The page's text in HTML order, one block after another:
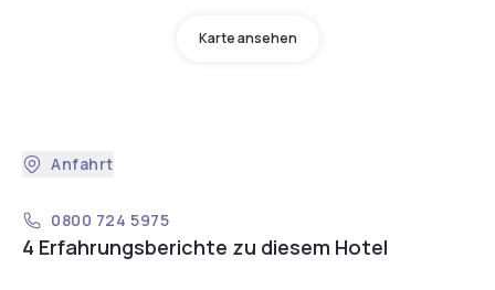
Karte ansehen
Anfahrt
0800 724 5975
4 Erfahrungsberichte zu diesem Hotel